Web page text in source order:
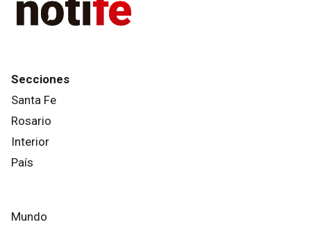
Secciones
Santa Fe
Rosario
Interior
País
Mundo